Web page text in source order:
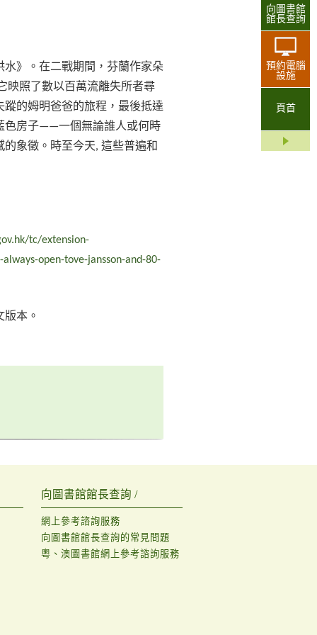
向圖書館
館長查詢
預約電腦
設施
頁首
》。在二戰期間，芬蘭作家朵
映照了數以百萬流離失所者尋
的姆明爸爸的旅程，最後抵達
色房子——一個無論誰人或何時
象徵。時至今天, 這些普遍和
tc/extension-
open-tove-jansson-and-80-
本。
向圖書館館長查詢 /
網上參考諮詢服務
向圖書館館長查詢的常見問題
粵、澳圖書館網上參考諮詢服務